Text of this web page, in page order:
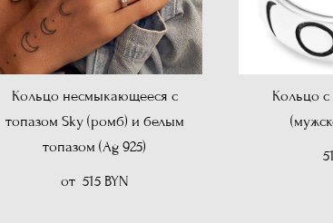
Кольцо несмыкающееся с
топазом Sky (ромб) и белым
топазом (Ag 925)
от 515 BYN
Кольцо